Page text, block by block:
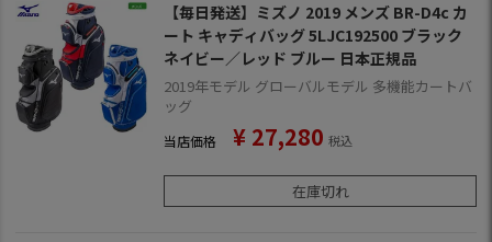
【毎日発送】ミズノ 2019 メンズ BR-D4c カ
ート キャディバッグ 5LJC192500 ブラック
ネイビー／レッド ブルー 日本正規品
2019年モデル グローバルモデル 多機能カートバ
ッグ
当店価格 ¥ 27,280 税込
在庫切れ